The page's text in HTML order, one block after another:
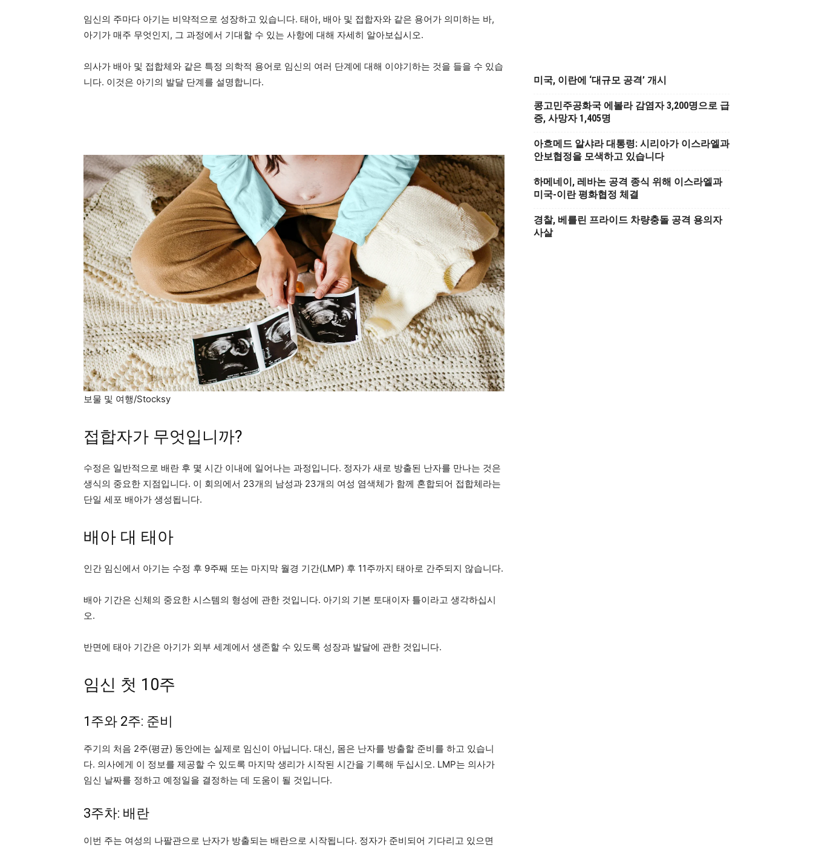
임신의 주마다 아기는 비약적으로 성장하고 있습니다. 태아, 배아 및 접합자와 같은 용어가 의미하는 바,
아기가 매주 무엇인지, 그 과정에서 기대할 수 있는 사항에 대해 자세히 알아보십시오.
의사가 배아 및 접합체와 같은 특정 의학적 용어로 임신의 여러 단계에 대해 이야기하는 것을 들을 수 있습
니다. 이것은 아기의 발달 단계를 설명합니다.
보물 및 여행/Stocksy
접합자가 무엇입니까?
수정은 일반적으로 배란 후 몇 시간 이내에 일어나는 과정입니다. 정자가 새로 방출된 난자를 만나는 것은
생식의 중요한 지점입니다. 이 회의에서 23개의 남성과 23개의 여성 염색체가 함께 혼합되어 접합체라는
단일 세포 배아가 생성됩니다.
배아 대 태아
인간 임신에서 아기는 수정 후 9주째 또는 마지막 월경 기간(LMP) 후 11주까지 태아로 간주되지 않습니다.
배아 기간은 신체의 중요한 시스템의 형성에 관한 것입니다. 아기의 기본 토대이자 틀이라고 생각하십시
오.
반면에 태아 기간은 아기가 외부 세계에서 생존할 수 있도록 성장과 발달에 관한 것입니다.
임신 첫 10주
1주와 2주: 준비
주기의 처음 2주(평균) 동안에는 실제로 임신이 아닙니다. 대신, 몸은 난자를 방출할 준비를 하고 있습니
다. 의사에게 이 정보를 제공할 수 있도록 마지막 생리가 시작된 시간을 기록해 두십시오. LMP는 의사가
임신 날짜를 정하고 예정일을 결정하는 데 도움이 될 것입니다.
3주차: 배란
이번 주는 여성의 나팔관으로 난자가 방출되는 배란으로 시작됩니다. 정자가 준비되어 기다리고 있으면
미국, 이란에 ‘대규모 공격’ 개시
콩고민주공화국 에볼라 감염자 3,200명으로 급
증, 사망자 1,405명
아흐메드 알샤라 대통령: 시리아가 이스라엘과
안보협정을 모색하고 있습니다
하메네이, 레바논 공격 종식 위해 이스라엘과
미국-이란 평화협정 체결
경찰, 베를린 프라이드 차량충돌 공격 용의자
사살